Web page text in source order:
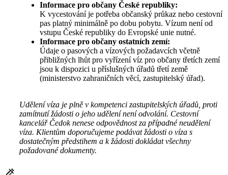
Informace pro občany České republiky:
K vycestování je potřeba občanský průkaz nebo cestovní
pas platný minimálně po dobu pobytu. Vízum není od
vstupu České republiky do Evropské unie nutné.
Informace pro občany ostatních zemí:
Údaje o pasových a vízových požadavcích včetně
přibližných lhůt pro vyřízení víz pro občany třetích zemí
jsou k dispozici u příslušných úřadů třetí země
(ministerstvo zahraničních věcí, zastupitelský úřad).
Udělení víza je plně v kompetenci zastupitelských úřadů, proti
zamítnutí žádosti o jeho udělení není odvolání. Cestovní
kancelář Čedok nenese odpovědnost za případné neudělení
víza. Klientům doporučujeme podávat žádosti o víza s
dostatečným předstihem a k žádosti dokládat všechny
požadované dokumenty.